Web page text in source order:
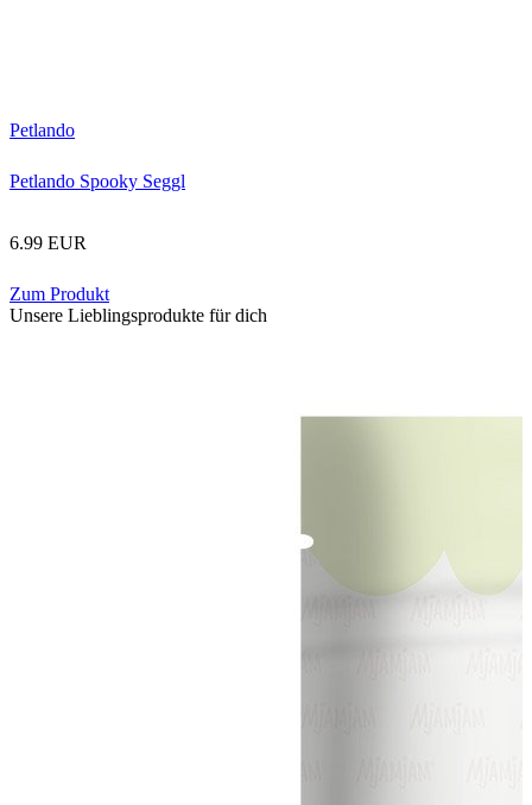
Petlando
Petlando Spooky Seggl
6.99 EUR
Zum Produkt
Unsere Lieblingsprodukte für dich